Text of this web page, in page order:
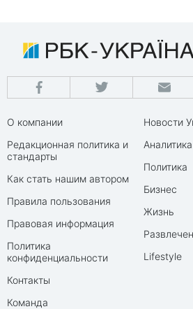
О компании
Редакционная политика и
стандарты
Как стать нашим автором
Правила пользования
Правовая информация
Политика
конфиденциальности
Контакты
Команда
Новости
Аналитика
Политика
Бизнес
Жизнь
Lifestyle